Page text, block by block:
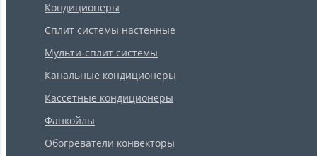
Кондиционеры
Сплит системы настенные
Мульти-сплит системы
Канальные кондиционеры
Кассетные кондиционеры
Фанкойлы
Обогреватели конвекторы